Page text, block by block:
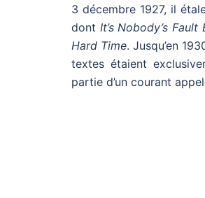
3 décembre 1927, il
dont It’s Nobody’s Fault
Hard Time. Jusqu’en
textes étaient
partie d’un courant